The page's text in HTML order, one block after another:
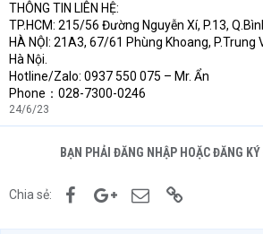
THÔNG TIN LIÊN HỆ:
TP.HCM: 215/56 Đường Nguyễn Xí, P.13,
HÀ NỘI: 21A3, 67/61 Phùng Khoang, P.Trung
Hà Nội.
Hotline/Zalo: 0937 550 075 – Mr. Ẩn
Phone：028-7300-0246
24/6/23
BẠN PHẢI ĐĂNG NHẬP HOẶC ĐĂNG
Chia sẻ: FacebookGoogle+Email